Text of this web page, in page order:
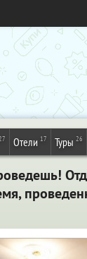
Отели 17 Туры 26